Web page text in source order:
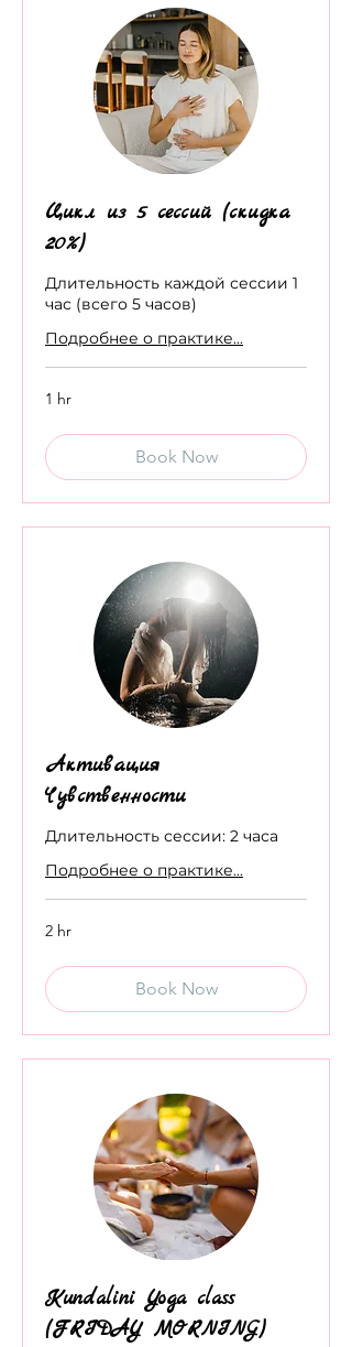
Цикл из 5 сессий (скидка
20%)
Длительность каждой сессии 1
час (всего 5 часов)
Подробнее о практике...
1 hr
Book Now
Активация
Чувственности
Длительность сессии: 2 часа
Подробнее о практике...
2 hr
Book Now
Kundalini Yoga class
(FRIDAY MORNING)